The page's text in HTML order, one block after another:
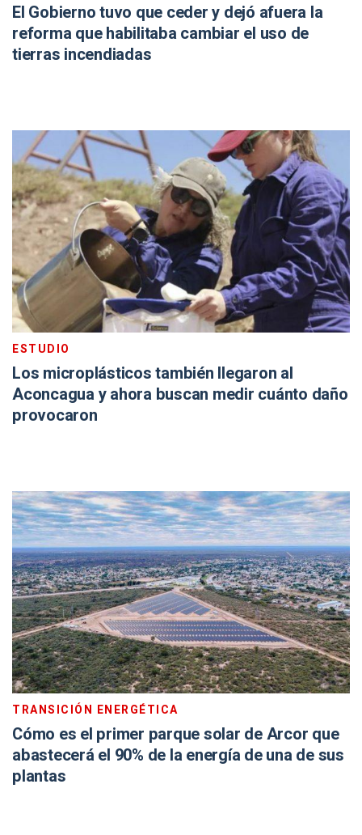
El Gobierno tuvo que ceder y dejó afuera la
reforma que habilitaba cambiar el uso de
tierras incendiadas
ESTUDIO
Los microplásticos también llegaron al
Aconcagua y ahora buscan medir cuánto daño
provocaron
TRANSICIÓN ENERGÉTICA
Cómo es el primer parque solar de Arcor que
abastecerá el 90% de la energía de una de sus
plantas